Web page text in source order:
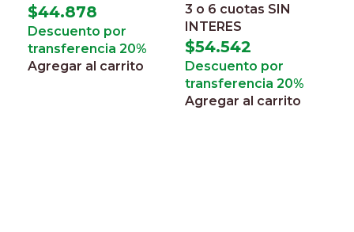
$44.878
Descuento por
transferencia 20%
Agregar al carrito
3 o 6 cuotas SIN
INTERES
$54.542
Descuento por
transferencia 20%
Agregar al carrito